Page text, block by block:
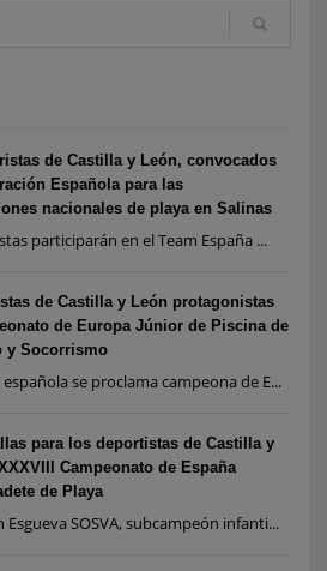
de Castilla y León, convocados
Española para las
nacionales de playa en Salinas
participarán en el Team España ...
de Castilla y León protagonistas
de Europa Júnior de Piscina de
y Socorrismo
española se proclama campeona de E...
para los deportistas de Castilla y
Campeonato de España
de Playa
Esgueva SOSVA, subcampeón infanti...